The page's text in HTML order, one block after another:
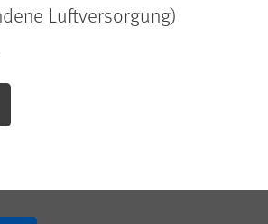
Luftversorgung)